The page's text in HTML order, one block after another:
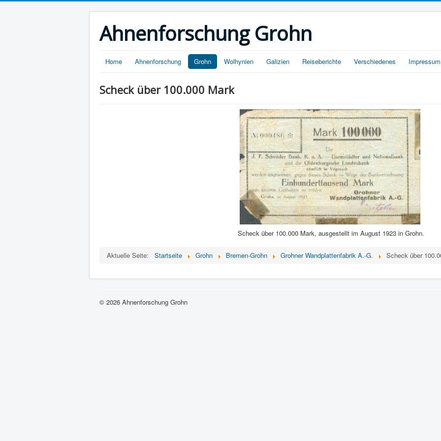
Ahnenforschung Grohn
Home Ahnenforschung Grohn Wolhynien Galizien Reiseberichte Verschiedenes Impressum
Scheck über 100.000 Mark
Scheck über 100.000 Mark, ausgestellt im August 1923 in Grohn.
Aktuelle Seite: Startseite Grohn Bremen-Grohn Grohner Wandplattenfabrik A.-G. Scheck über
© 2026 Ahnenforschung Grohn